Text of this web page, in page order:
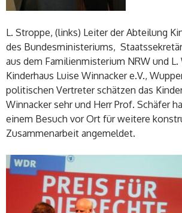
L. Stroppe, (links) Leiter der Abteilung
des Bundesministeriums,
aus dem Familienmisterium NRW und
Kinderhaus Luise Winnacker e.V.,
politischen Vertreter schätzen das
Winnacker sehr und Herr Prof. Schäfer
einem Besuch vor Ort für weitere
Zusammenarbeit angemeldet.